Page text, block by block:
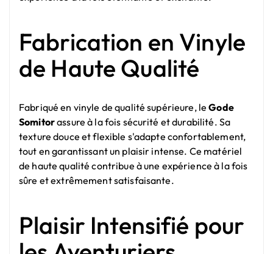
Fabrication en Vinyle
de Haute Qualité
Fabriqué en vinyle de qualité supérieure, leGode
Somitorassure à la fois sécurité et durabilité. Sa
texture douce et flexible s'adapte confortablement,
tout en garantissant un plaisir intense. Ce matériel
de haute qualité contribue à une expérience à la fois
sûre et extrêmement satisfaisante.
Plaisir Intensifié pour